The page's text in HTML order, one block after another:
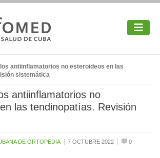
antiinflamatorios no esteroideos en las
sistemática
antiinflamatorios no
las tendinopatías. Revisión
DE ORTOPEDIA | 7 OCTUBRE 2022 |
0